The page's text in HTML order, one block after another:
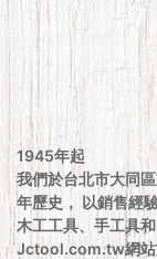
1945年起
我們於台北市大同
年歷史， 以銷售經
木工工具、手工具和
Jctool.com.tw網